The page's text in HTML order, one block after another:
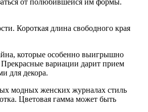
от полюбившейся им формы.
Короткая длина свободного края
которые особенно выигрышно
Прекрасные вариации дарит прием
для декора.
модных женских журналах стиль
Цветовая гамма может быть